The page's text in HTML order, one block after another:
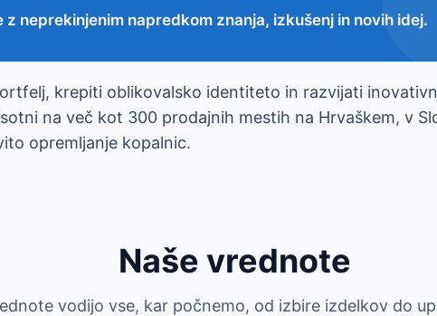
neprekinjenim napredkom znanja, izkušenj in novih idej.
krepiti oblikovalsko identiteto in razvijati
na več kot 300 prodajnih mestih na Hrvaškem, v
opremljanje kopalnic.
Naše vrednote
vodijo vse, kar počnemo, od izbire izdelkov do